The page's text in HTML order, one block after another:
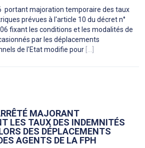
portant majoration temporaire des taux
prévues à l'article 10 du décret n°
fixant les conditions et les modalités de
par les déplacements
de l'Etat modifie pour [...]
MAJORANT
LES TAUX DES INDEMNITÉS
DES DÉPLACEMENTS
AGENTS DE LA FPH